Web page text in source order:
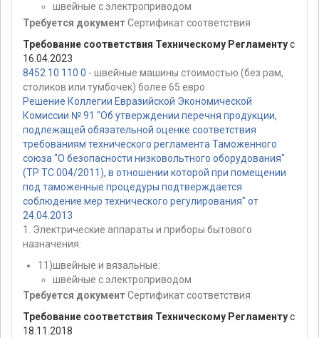
швейные с электроприводом
Требуется документСертификат соответствия
Требование соответствия Техническому Регламентус
16.04.2023
8452 10 110 0 - швейные машины стоимостью (без рам,
столиков или тумбочек) более 65 евро
Решение Коллегии Евразийской Экономической
Комиссии № 91 "Об утверждении перечня продукции,
подлежащей обязательной оценке соответствия
требованиям технического регламента Таможенного
союза "О безопасности низковольтного оборудования"
(ТР ТС 004/2011), в отношении которой при помещении
под таможенные процедуры подтверждается
соблюдение мер технического регулирования" от
24.04.2013
1. Электрические аппараты и приборы бытового
назначения:
11)швейные и вязальные:
швейные с электроприводом
Требуется документСертификат соответствия
Требование соответствия Техническому Регламентус
18.11.2018